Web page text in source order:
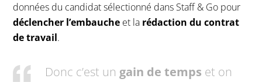
données du candidat sélectionné dans Staff & Go pour
déclencher l’embauche et la rédaction du contrat
de travail.
Donc c’est un gain de temps et on